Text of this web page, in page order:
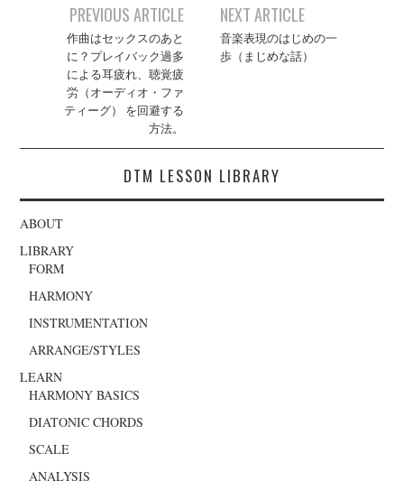
navigation
PREVIOUS ARTICLE
作曲はセックスのあと
に？プレイバック過多
による耳疲れ、聴覚疲
労（オーディオ・ファ
ティーグ） を回避する
方法。
NEXT ARTICLE
音楽表現のはじめの一
歩（まじめな話）
DTM LESSON LIBRARY
ABOUT
LIBRARY
FORM
HARMONY
INSTRUMENTATION
ARRANGE/STYLES
LEARN
HARMONY BASICS
DIATONIC CHORDS
SCALE
ANALYSIS